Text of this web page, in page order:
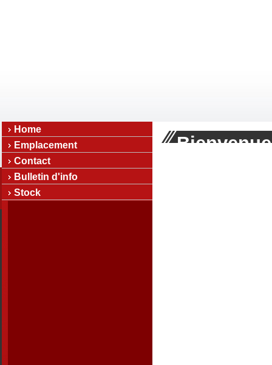
Home
Emplacement
Contact
Bulletin d'info
Stock